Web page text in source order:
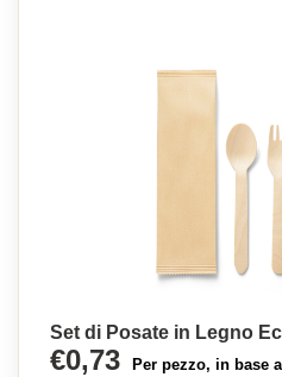
Set di Posate in Legno
€0,73 Per pezzo, in base